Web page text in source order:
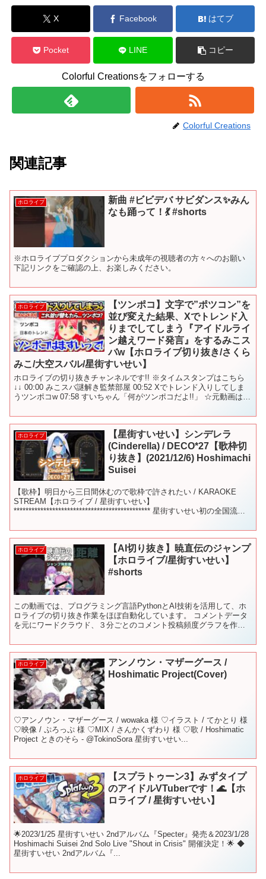
X Facebook はてブ
Pocket LINE コピー
Colorful Creationsをフォローする
Colorful Creations
関連記事
ホロライブ
新曲 #ビビデバ サビダンス✨みん
なも踊って！💃 #shorts
※ホロライブプロダクションから未成年の視聴者の方々へのお願い
下記リンクをご確認の上、お楽しみください。
ホロライブ
【ツンポコ】文字で”ポツコン”を
並び変えた結果、Xでトレンド入
りまでしてしまう『アイドルライ
ン越えワード発言』をするみこス
バw【ホロライブ切り抜き/さくら
みこ/大空スバル/星街すいせい】
ホロライブの切り抜きチャンネルです!! ※タイムスタンプはこちら
↓↓ 00:00 みこスバ謎解き監禁部屋 00:52 Xでトレンド入りしてしま
うツンポコw 07:58 すいちゃん「何がツンポコだよ!!」 ☆元動画はこ
ホロライブ
【星街すいせい】シンデレラ
(Cinderella) / DECO*27【歌枠切
り抜き】(2021/12/6) Hoshimachi
Suisei
【歌枠】明日から三日間休むので歌枠で許されたい / KARAOKE
STREAM【ホロライブ / 星街すいせい】
********************************************** 星街すいせい初の全国流通
ホロライブ
【AI切り抜き】暁直伝のジャンプ
【ホロライブ/星街すいせい】
#shorts
この動画では、プログラミング言語PythonとAI技術を活用して、ホ
ロライブの切り抜き作業をほぼ自動化しています。 コメントデータ
を元にワードクラウド、３分ごとのコメント投稿頻度グラフを作成
ホロライブ
アンノウン・マザーグース /
Hoshimatic Project(Cover)
♡アンノウン・マザーグース / wowaka 様 ♡イラスト / てかとり 様
♡映像 / ぷろっぷ 様 ♡MIX / さんかくずわり 様 ♡歌 / Hoshimatic
Project ときのそら - @TokinoSora 星街すいせい...
ホロライブ
【スプラトゥーン3】みずタイプ
のアイドルVTuberです！🌊【ホ
ロライブ / 星街すいせい】
🌟2023/1/25 星街すいせい 2ndアルバム『Specter』発売＆2023/1/28
Hoshimachi Suisei 2nd Solo Live "Shout in Crisis" 開催決定！🌟 ◆
星街すいせい 2ndアルバム『...